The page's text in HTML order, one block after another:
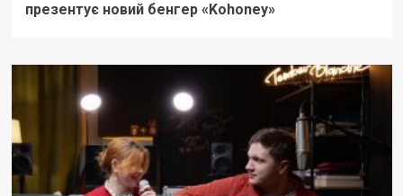
презентує новий бенгер «Kohoney»